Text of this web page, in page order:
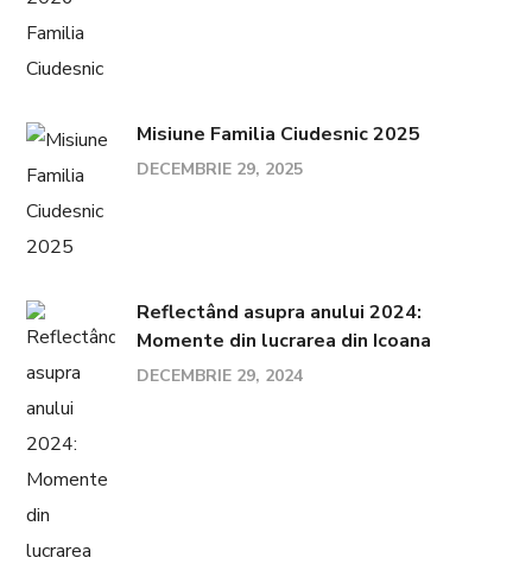
Misiune Familia Ciudesnic 2025
DECEMBRIE 29, 2025
Reflectând asupra anului 2024:
Momente din lucrarea din Icoana
DECEMBRIE 29, 2024